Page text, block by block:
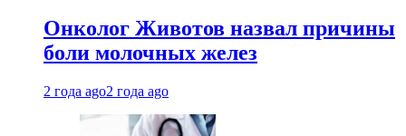
Онколог Животов назвал причины
боли молочных желез
2 года ago2 года ago